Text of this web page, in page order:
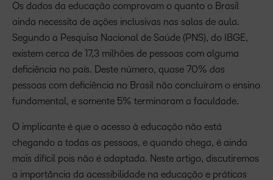
Os dados da educação comprovam o quanto o Brasil
ainda necessita de ações inclusivas nas salas de aula.
Segundo a Pesquisa Nacional de Saúde (PNS), do IBGE,
existem cerca de 17,3 milhões de pessoas com alguma
deficiência no país. Deste número, quase 70% das
pessoas com deficiência no Brasil não concluíram o ensino
fundamental, e somente 5% terminaram a faculdade.
O implicante é que o acesso à educação não está
chegando a todas as pessoas, e quando chega, é ainda
mais difícil pois não é adaptada. Neste artigo, discutiremos
a importância da acessibilidade na educação e práticas